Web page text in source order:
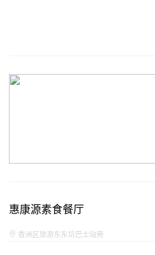
惠康源素食餐厅
香洲区旅游东东坑巴士站旁